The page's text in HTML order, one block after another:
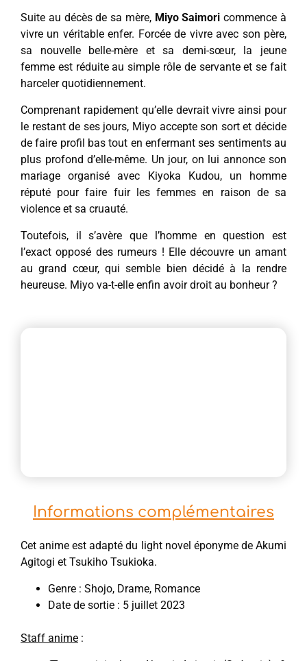
Suite au décès de sa mère, Miyo Saimori commence à
vivre un véritable enfer. Forcée de vivre avec son père,
sa nouvelle belle-mère et sa demi-sœur, la jeune
femme est réduite au simple rôle de servante et se fait
harceler quotidiennement.
Comprenant rapidement qu’elle devrait vivre ainsi pour
le restant de ses jours, Miyo accepte son sort et décide
de faire profil bas tout en enfermant ses sentiments au
plus profond d’elle-même. Un jour, on lui annonce son
mariage organisé avec Kiyoka Kudou, un homme
réputé pour faire fuir les femmes en raison de sa
violence et sa cruauté.
Toutefois, il s’avère que l’homme en question est
l’exact opposé des rumeurs ! Elle découvre un amant
au grand cœur, qui semble bien décidé à la rendre
heureuse. Miyo va-t-elle enfin avoir droit au bonheur ?
Informations complémentaires
Cet anime est adapté du light novel éponyme de Akumi
Agitogi et Tsukiho Tsukioka.
Genre : Shojo, Drame, Romance
Date de sortie : 5 juillet 2023
Staff anime :